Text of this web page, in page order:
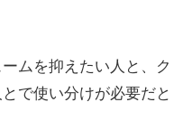
ムを抑えたい人と、ク
で使い分けが必要だと